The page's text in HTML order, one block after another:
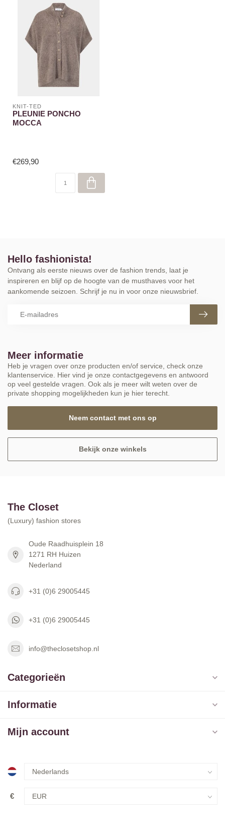
KNIT-TED
PLEUNIE PONCHO
MOCCA
€269,90
Meer informatie
Heb je vragen over onze producten en/of service, check onze
klantenservice. Hier vind je onze contactgegevens en antwoord
op veel gestelde vragen. Ook als je meer wilt weten over de
private shopping mogelijkheden kun je hier terecht.
Neem contact met ons op
Bekijk onze winkels
Hello fashionista!
Ontvang als eerste nieuws over de fashion trends, laat je
inspireren en blijf op de hoogte van de musthaves voor het
aankomende seizoen. Schrijf je nu in voor onze nieuwsbrief.
The Closet
(Luxury) fashion stores
Oude Raadhuisplein 18
1271 RH Huizen
Nederland
+31 (0)6 29005445
+31 (0)6 29005445
info@theclosetshop.nl
Categorieën
Informatie
Mijn account
€